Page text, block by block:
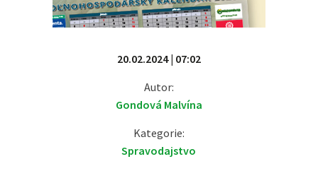
20.02.2024 | 07:02
Autor:
Gondová Malvína
Kategorie:
Spravodajstvo